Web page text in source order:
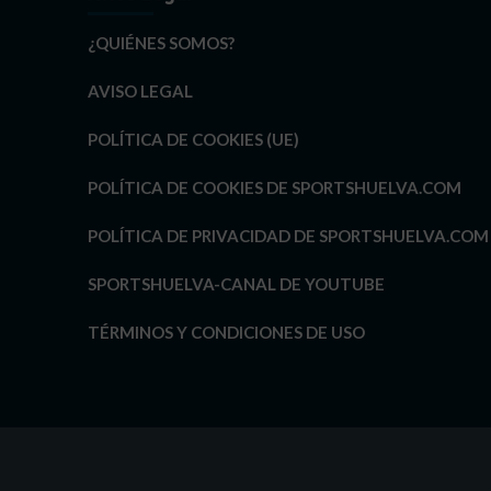
¿QUIÉNES SOMOS?
AVISO LEGAL
POLÍTICA DE COOKIES (UE)
POLÍTICA DE COOKIES DE SPORTSHUELVA.COM
POLÍTICA DE PRIVACIDAD DE SPORTSHUELVA.COM
SPORTSHUELVA-CANAL DE YOUTUBE
TÉRMINOS Y CONDICIONES DE USO